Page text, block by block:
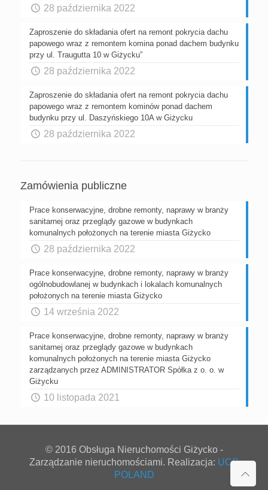
28 października 2022
Zaproszenie do składania ofert na remont pokrycia dachu
papowego wraz z remontem komina ponad dachem budynku
przy ul. Traugutta 10 w Giżycku”
28 października 2022
Zaproszenie do składania ofert na remont pokrycia dachu
papowego wraz z remontem kominów ponad dachem
budynku przy ul. Daszyńskiego 10A w Giżycku
28 października 2022
Zamówienia publiczne
Prace konserwacyjne, drobne remonty, naprawy w branży
sanitarnej oraz przeglądy gazowe w budynkach
komunalnych położonych na terenie miasta Giżycko
28 października 2022
Prace konserwacyjne, drobne remonty, naprawy w branży
ogólnobudowlanej w budynkach i lokalach komunalnych
położonych na terenie miasta Giżycko
14 września 2022
Prace konserwacyjne, drobne remonty, naprawy w branży
sanitarnej oraz przeglądy gazowe w budynkach
komunalnych położonych na terenie miasta Giżycko
zarządzanych przez ADMINISTRATOR Spółka z o. o. w
Giżycku
10 listopada 2021
© 2016 Obsługa Nieruchomości Giżycko -
Zarządzanie nieruchomościami. Realizacja: UCS
POLAND